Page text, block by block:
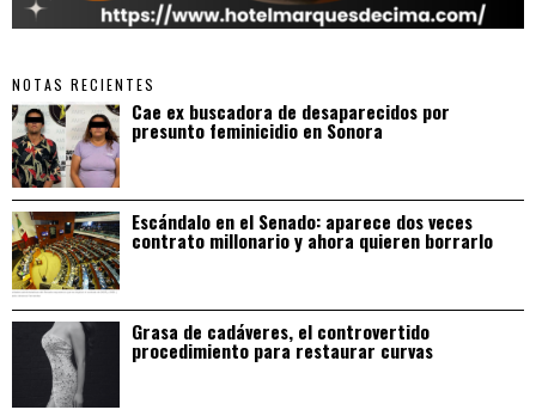
NOTAS RECIENTES
Cae ex buscadora de desaparecidos por
presunto feminicidio en Sonora
Escándalo en el Senado: aparece dos veces
contrato millonario y ahora quieren borrarlo
Grasa de cadáveres, el controvertido
procedimiento para restaurar curvas